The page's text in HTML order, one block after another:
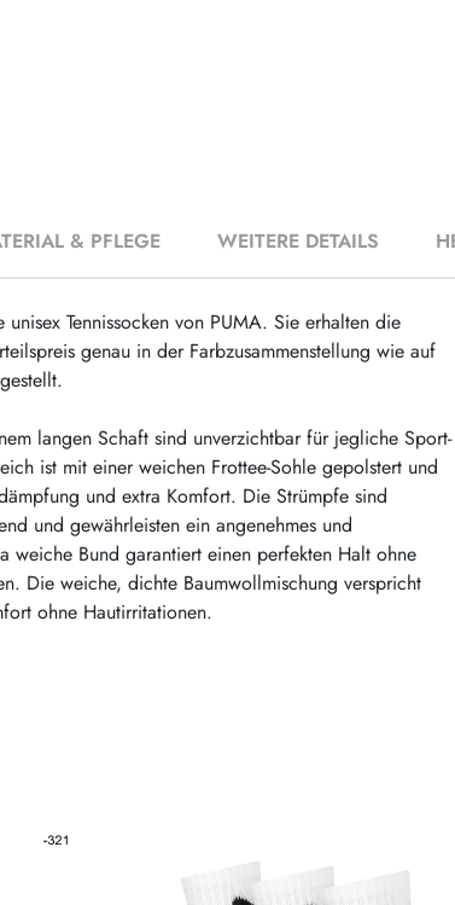
& PFLEGE WEITERE DETAILS
Tennissocken von PUMA. Sie erhalten die
genau in der Farbzusammenstellung wie auf
langen Schaft sind unverzichtbar für jegliche Sport-
ist mit einer weichen Frottee-Sohle gepolstert und
und extra Komfort. Die Strümpfe sind
und gewährleisten ein angenehmes und
weiche Bund garantiert einen perfekten Halt ohne
Die weiche, dichte Baumwollmischung verspricht
ohne Hautirritationen.